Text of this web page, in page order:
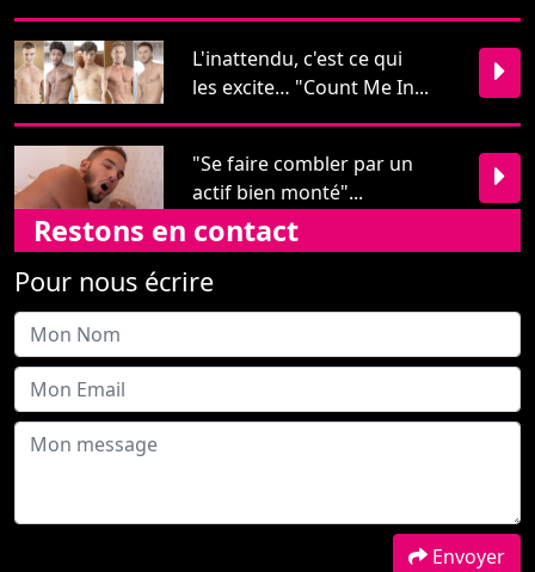
L'inattendu, c'est ce qui
les excite… "Count Me In...
"Se faire combler par un
actif bien monté"...
Restons en contact
Pour nous écrire
Envoyer